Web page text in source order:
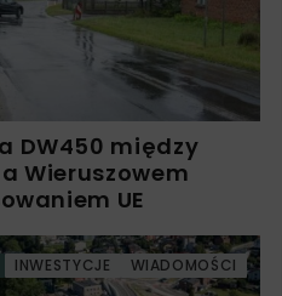
DW450 między
Wieruszowem
UE
INWESTYCJE WIADOMOŚCI